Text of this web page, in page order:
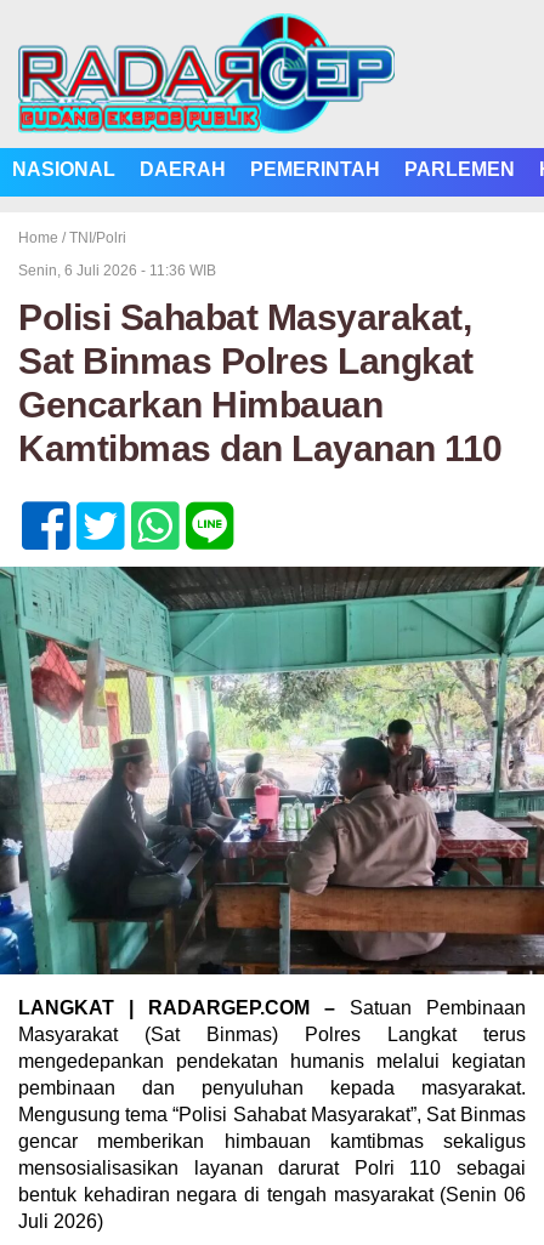
NASIONAL DAERAH PEMERINTAH PARLEMEN
Home / TNI/Polri
Senin, 6 Juli 2026 - 11:36 WIB
Polisi Sahabat Masyarakat,
Sat Binmas Polres Langkat
Gencarkan Himbauan
Kamtibmas dan Layanan 110
LANGKAT | RADARGEP.COM – Satuan Pembinaan
Masyarakat (Sat Binmas) Polres Langkat terus
mengedepankan pendekatan humanis melalui kegiatan
pembinaan dan penyuluhan kepada masyarakat.
Mengusung tema “Polisi Sahabat Masyarakat”, Sat Binmas
gencar memberikan himbauan kamtibmas sekaligus
mensosialisasikan layanan darurat Polri 110 sebagai
bentuk kehadiran negara di tengah masyarakat (Senin 06
Juli 2026)